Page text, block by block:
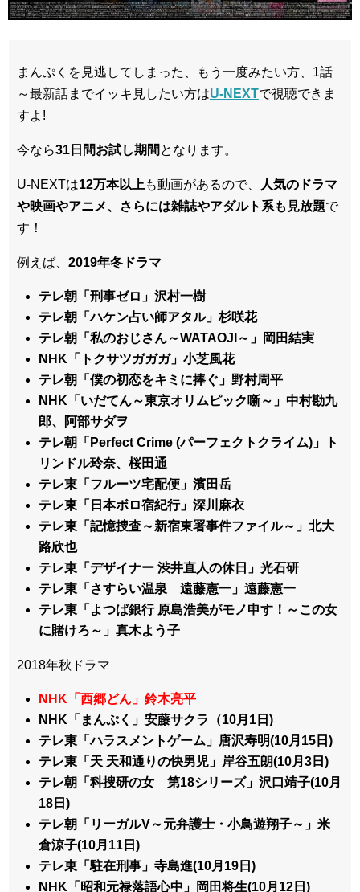
まんぷくを見逃してしまった、もう一度みたい方、1話
～最新話までイッキ見したい方はU-NEXTで視聴できま
すよ!
今なら31日間お試し期間 となります。
U-NEXTは12万本以上 も動画があるので、
人気のドラマ
や映画やアニメ、さらには雑誌やアダルト系も見放題で
す！
例えば、 2019年冬ドラマ
テレ朝「刑事ゼロ」沢村一樹
テレ朝「ハケン占い師アタル」杉咲花
テレ朝「私のおじさん～WATAOJI～」岡田結実
NHK「トクサツガガガ」小芝風花
テレ朝「僕の初恋をキミに捧ぐ」野村周平
NHK「いだてん～東京オリムピック噺～」中村勘九
郎、阿部サダヲ
テレ朝「Perfect Crime (パーフェクトクライム)」ト
リンドル玲奈、桜田通
テレ東「フルーツ宅配便」濱田岳
テレ東「日本ボロ宿紀行」深川麻衣
テレ東「記憶捜査～新宿東署事件ファイル～」北大
路欣也
テレ東「デザイナー 渋井直人の休日」光石研
テレ東「さすらい温泉 遠藤憲一」遠藤憲一
テレ東「よつば銀行 原島浩美がモノ申す！～この女
に賭けろ～」真木よう子
2018年秋ドラマ
NHK「西郷どん」鈴木亮平
NHK「まんぷく」安藤サクラ（10月1日)
テレ東「ハラスメントゲーム」唐沢寿明(10月15日)
テレ東「天 天和通りの快男児」岸谷五朗(10月3日)
テレ朝「科捜研の女 第18シリーズ」沢口靖子(10月
18日)
テレ朝「リーガルV～元弁護士・小鳥遊翔子～」米
倉涼子(10月11日)
テレ東「駐在刑事」寺島進(10月19日)
NHK「昭和元禄落語心中」岡田将生(10月12日)